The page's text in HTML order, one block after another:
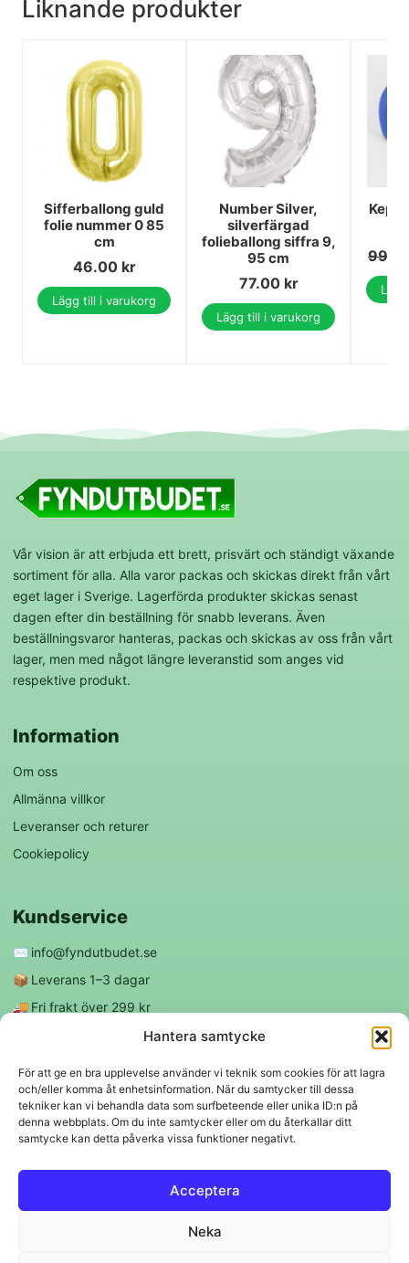
Hantera samtycke
För att ge en bra upplevelse använder vi teknik som cookies för att lagra
och/eller komma åt enhetsinformation. När du samtycker till dessa
tekniker kan vi behandla data som surfbeteende eller unika ID:n på
denna webbplats. Om du inte samtycker eller om du återkallar ditt
samtycke kan detta påverka vissa funktioner negativt.
Acceptera
Neka
Liknande produkter
Sifferballong guld
folie nummer 0 85
cm
46.00 kr
Lägg till i varukorg
Number Silver,
silverfärgad
folieballong siffra 9,
95 cm
77.00 kr
Lägg till i varukorg
Keps
Vår vision är att erbjuda ett brett, prisvärt och ständigt växande
sortiment för alla. Alla varor packas och skickas direkt från vårt
eget lager i Sverige. Lagerförda produkter skickas senast
dagen efter din beställning för snabb leverans. Även
beställningsvaror hanteras, packas och skickas av oss från vårt
lager, men med något längre leveranstid som anges vid
respektive produkt.
Information
Om oss
Allmänna villkor
Leveranser och returer
Cookiepolicy
Kundservice
✉️ info@fyndutbudet.se
📦 Leverans 1–3 dagar
🚚 Fri frakt över 299 kr
Följ oss
f ◎
Swish